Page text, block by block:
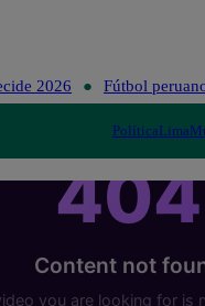
2026 Fútbol
PolíticaLima